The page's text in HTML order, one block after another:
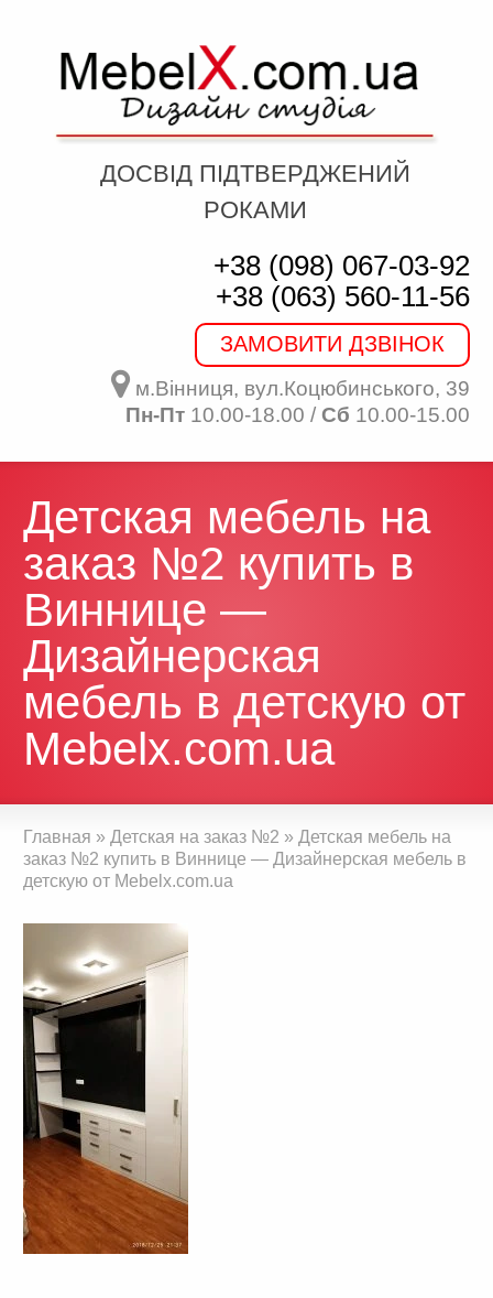
ДОСВІД ПІДТВЕРДЖЕНИЙ
РОКАМИ
+38 (098) 067-03-92
+38 (063) 560-11-56
ЗАМОВИТИ ДЗВІНОК
м.Вінниця, вул.Коцюбинського, 39
Пн-Пт10.00-18.00 / Сб 10.00-15.00
Детская мебель на
заказ №2 купить в
Виннице —
Дизайнерская
мебель в детскую от
Mebelx.com.ua
Главная » Детская на заказ №2 » Детская мебель на
заказ №2 купить в Виннице — Дизайнерская мебель в
детскую от Mebelx.com.ua